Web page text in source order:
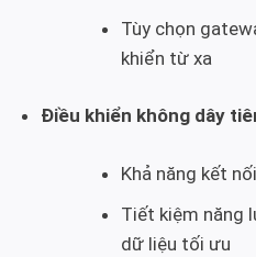
Tùy chọn
khiển từ xa
Điều khiển không dây
Khả năng kết
Tiết kiệm năng
dữ liệu tối ưu